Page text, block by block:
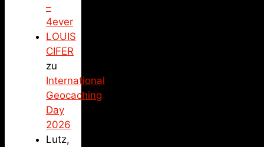
–
4ever
LOUIS
CIFER
zu
International
Geocaching
Day
2026
Lutz,